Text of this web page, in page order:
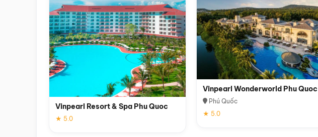
Vinpearl Resort & Spa Phu Quoc
★ 5.0
Vinpearl Wonderworld Phu Quoc
Phú Quốc
★ 5.0